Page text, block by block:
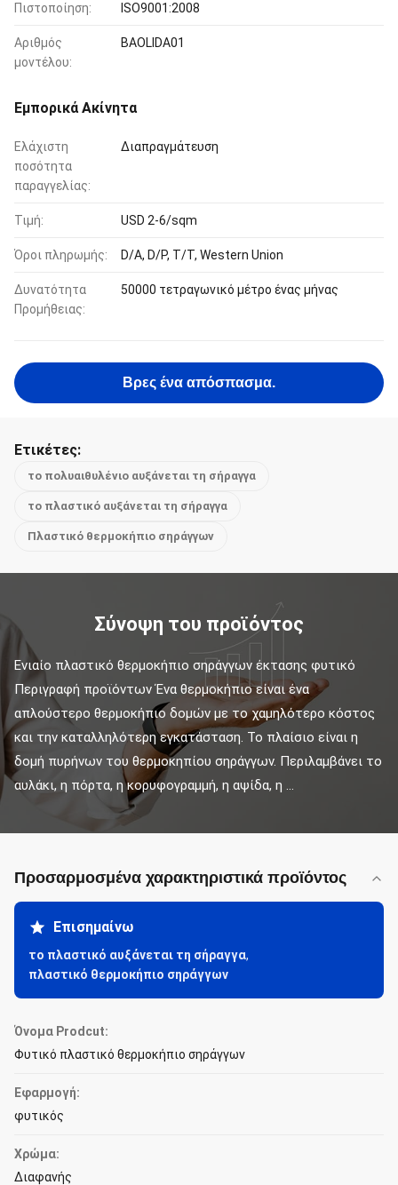
Πιστοποίηση: ISO9001:2008
Αριθμός
μοντέλου:
BAOLIDA01
Εμπορικά Ακίνητα
Ελάχιστη
ποσότητα
παραγγελίας:
Διαπραγμάτευση
Τιμή: USD 2-6/sqm
Όροι πληρωμής: D/A, D/P, T/T, Western Union
Δυνατότητα
Προμήθειας:
50000 τετραγωνικό μέτρο ένας μήνας
Βρες ένα απόσπασμα.
Ετικέτες:
το πολυαιθυλένιο αυξάνεται τη σήραγγα
το πλαστικό αυξάνεται τη σήραγγα
Πλαστικό θερμοκήπιο σηράγγων
Σύνοψη του προϊόντος
Ενιαίο πλαστικό θερμοκήπιο σηράγγων έκτασης φυτικό
Περιγραφή προϊόντων Ένα θερμοκήπιο είναι ένα
απλούστερο θερμοκήπιο δομών με το χαμηλότερο κόστος
και την καταλληλότερη εγκατάσταση. Το πλαίσιο είναι η
δομή πυρήνων του θερμοκηπίου σηράγγων. Περιλαμβάνει το
αυλάκι, η πόρτα, η κορυφογραμμή, η αψίδα, η ...
Προσαρμοσμένα χαρακτηριστικά προϊόντος
Επισημαίνω
το πλαστικό αυξάνεται τη σήραγγα,
πλαστικό θερμοκήπιο σηράγγων
Όνομα Prodcut:
Φυτικό πλαστικό θερμοκήπιο σηράγγων
Εφαρμογή:
φυτικός
Χρώμα:
Διαφανής